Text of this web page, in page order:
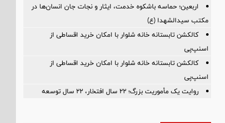
اربعین؛ حماسه باشکوه خدمت، ایثار و نجات جان انسان‌ها در
مکتب سیدالشهدا (ع)
کالکشن تابستانه خانه شلوار با امکان خرید اقساطی از
اسنپ‌پی
کالکشن تابستانه خانه شلوار با امکان خرید اقساطی از
اسنپ‌پی
روایت یک مأموریت بزرگ؛ ۲۲ سال افتخار، ۲۲ سال توسعه